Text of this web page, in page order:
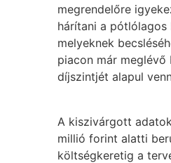
megrendelőre
hárítani a pótlólagos
melyeknek
piacon már
díjszintjét alapul
A kiszivárgott
millió forint alatti
költségkeretig a